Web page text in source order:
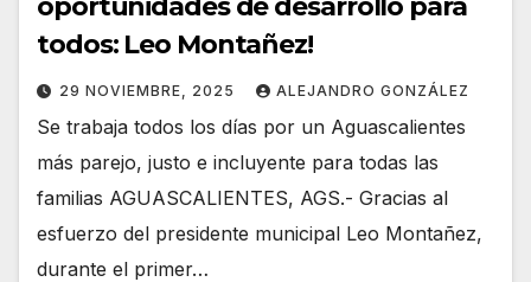
todos: Leo Montañez!
29 NOVIEMBRE, 2025 ALEJANDRO GONZÁLEZ
Se trabaja todos los días por un Aguascalientes
más parejo, justo e incluyente para todas las
familias AGUASCALIENTES, AGS.- Gracias al
esfuerzo del presidente municipal Leo Montañez,
durante el primer…